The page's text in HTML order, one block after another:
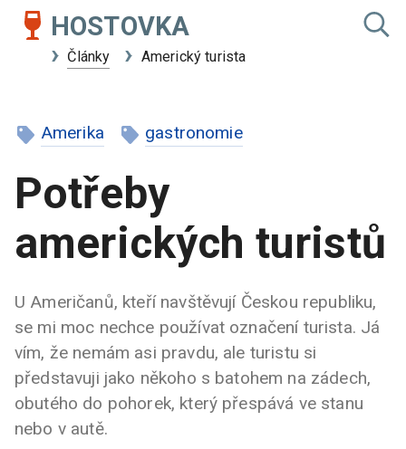
HOSTOVKA
Články Americký turista
Amerika gastronomie
Potřeby
amerických turistů
U Američanů, kteří navštěvují Českou republiku,
se mi moc nechce používat označení turista. Já
vím, že nemám asi pravdu, ale turistu si
představuji jako někoho s batohem na zádech,
obutého do pohorek, který přespává ve stanu
nebo v autě.